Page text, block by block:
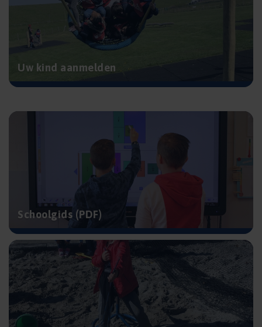
Uw kind aanmelden
Schoolgids (PDF)